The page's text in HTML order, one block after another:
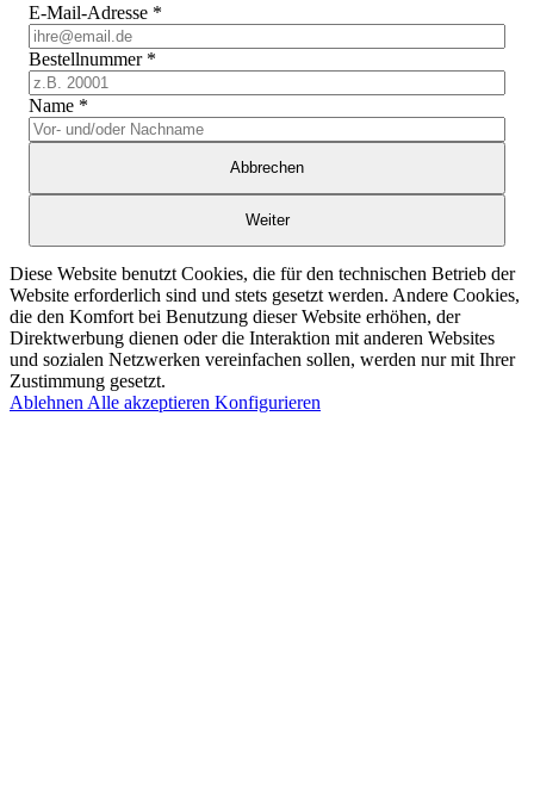
E-Mail-Adresse *
Bestellnummer *
Name *
Abbrechen
Weiter
Diese Website benutzt Cookies, die für den technischen Betrieb der
Website erforderlich sind und stets gesetzt werden. Andere Cookies,
die den Komfort bei Benutzung dieser Website erhöhen, der
Direktwerbung dienen oder die Interaktion mit anderen Websites
und sozialen Netzwerken vereinfachen sollen, werden nur mit Ihrer
Zustimmung gesetzt.
Ablehnen Alle akzeptieren Konfigurieren